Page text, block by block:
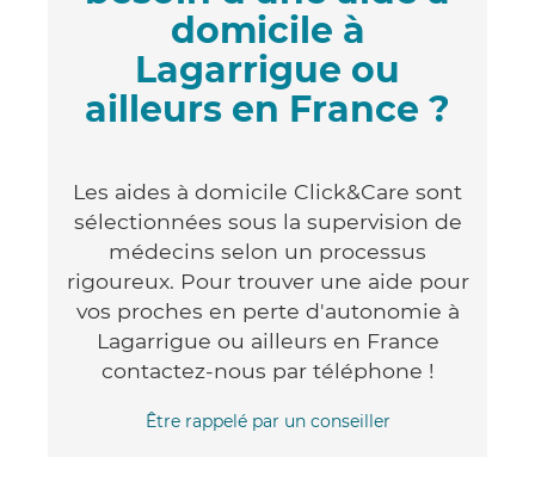
domicile à
Lagarrigue ou
ailleurs en France ?
Les aides à domicile Click&Care sont
sélectionnées sous la supervision de
médecins selon un processus
rigoureux. Pour trouver une aide pour
vos proches en perte d'autonomie à
Lagarrigue ou ailleurs en France
contactez-nous par téléphone !
Être rappelé par un conseiller